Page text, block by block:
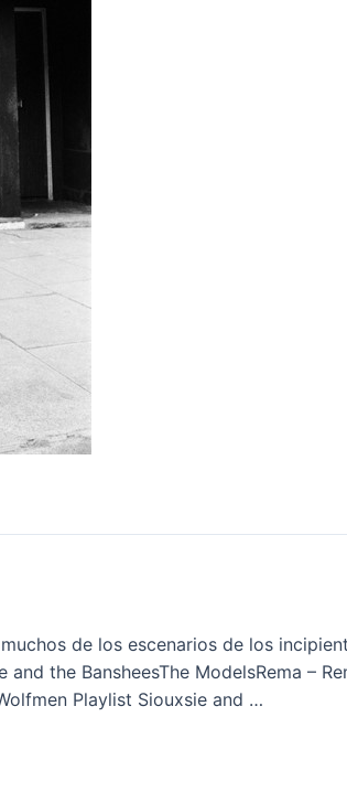
de los escenarios de los
the BansheesThe ModelsRema –
Playlist Siouxsie and …